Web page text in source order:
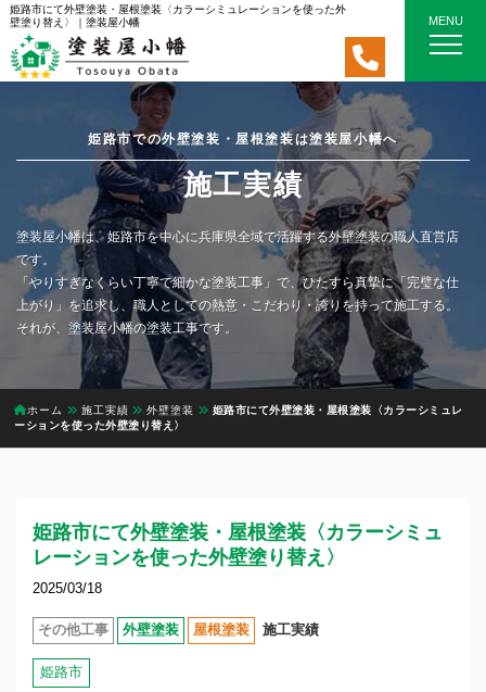
姫路市にて外壁塗装・屋根塗装〈カラーシミュレーションを使った外
壁塗り替え〉｜塗装屋小幡
MENU
姫路市での外壁塗装・屋根塗装は塗装屋小幡へ
施工実績
塗装屋小幡は、姫路市を中心に兵庫県全域で活躍する外壁塗装の職人直営店
です。
「やりすぎなくらい丁寧で細かな塗装工事」で、ひたすら真摯に「完璧な仕
上がり」を追求し、職人としての熱意・こだわり・誇りを持って施工する。
それが、塗装屋小幡の塗装工事です。
ホーム 施工実績 外壁塗装
姫路市にて外壁塗装・屋根塗装〈カラーシミュレ
ーションを使った外壁塗り替え〉
姫路市にて外壁塗装・屋根塗装〈カラーシミュ
レーションを使った外壁塗り替え〉
2025/03/18
その他工事 外壁塗装 屋根塗装 施工実績
姫路市